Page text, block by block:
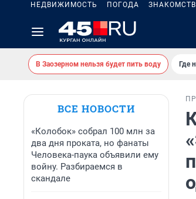
НЕДВИЖИМОСТЬ ПОГОДА
В Заозерном нельзя будет пить воду Где
ВСЕ НОВОСТИ
«Колобок» собрал 100 млн за
два дня проката, но фанаты
Человека-паука объявили ему
войну. Разбираемся в
скандале